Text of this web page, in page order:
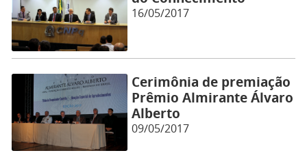
16/05/2017
Cerimônia de premiação
Prêmio Almirante Álvaro
Alberto
09/05/2017